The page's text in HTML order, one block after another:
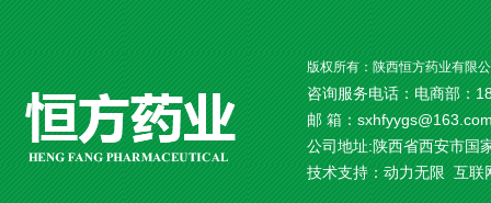
版权所有：陕西恒方药业有限
咨询服务电话：电商部：
邮 箱：
公司地址:陕西省西安市国
技术支持：动力无限 互联